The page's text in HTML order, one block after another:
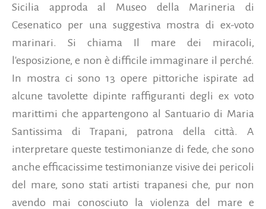
Sicilia approda al Museo della Marineria di
Cesenatico per una suggestiva mostra di ex-voto
marinari. Si chiama Il mare dei miracoli,
l'esposizione, e non è difficile immaginare il perché.
In mostra ci sono 13 opere pittoriche ispirate ad
alcune tavolette dipinte raffiguranti degli ex voto
marittimi che appartengono al Santuario di Maria
Santissima di Trapani, patrona della città. A
interpretare queste testimonianze di fede, che sono
anche efficacissime testimonianze visive dei pericoli
del mare, sono stati artisti trapanesi che, pur non
avendo mai conosciuto la violenza del mare e